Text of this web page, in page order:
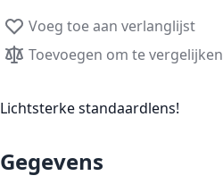
Voeg toe aan verlanglijst
Toevoegen om te vergelijken
Lichtsterke standaardlens!
Gegevens